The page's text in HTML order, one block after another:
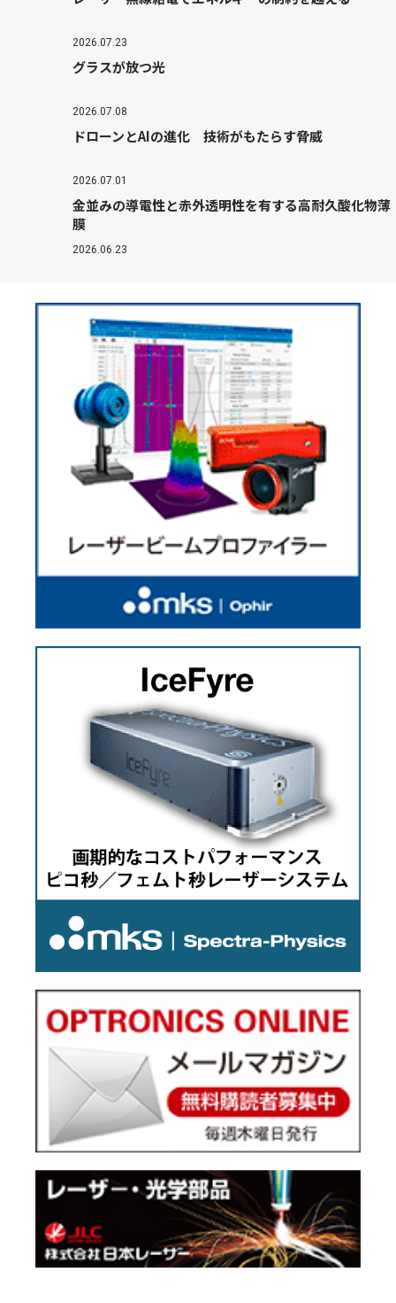
2026.07.23
グラスが放つ光
2026.07.08
ドローンとAIの進化 技術がもたらす脅威
2026.07.01
金並みの導電性と赤外透明性を有する高耐久酸化物薄
膜
2026.06.23